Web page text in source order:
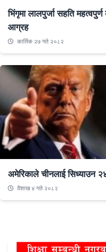
भिंगृमा लालपुर्जा सहति
आग्रह
कार्तिक २७ गते २०८२
अमेरिकाले चीनलाई सिध्याउन
वैशाख ४ गते २०८२